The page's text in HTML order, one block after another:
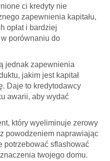
ci kredyty nie
zapewnienia kapitału,
opłat i bardziej
porównaniu do
jednak zapewnienia
jakim jest kapitał
Daje to kredytodawcy
awarii, aby wydać
który wyeliminuje zerowy
powodzeniem naprawiając
potrzebować sflashować
twojego domu.